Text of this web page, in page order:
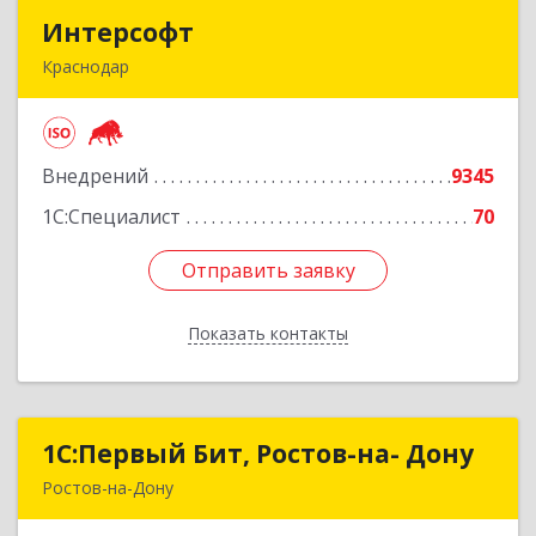
Интерсофт
Краснодар
Внедрений
9345
1С:Специалист
70
Отправить заявку
Показать контакты
Подробнее
Отправить заявку
Назад
1С:Первый Бит, Ростов-на- Дону
Ростов-на-Дону
1С:Первый Бит, Ростов-на- Дону